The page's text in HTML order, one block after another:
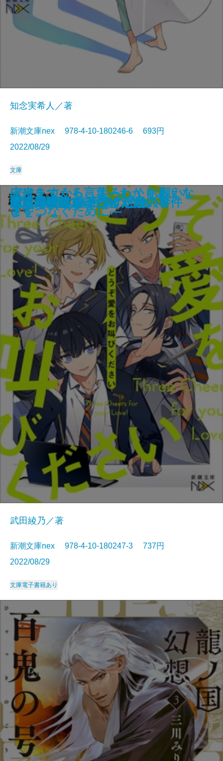
商う狼―江戸商人 杉本茂十郎―
この素晴らしき世界
MISSING 失われているもの
名残の花
それでも俺は、妻としたい
ビタミンBOOKS―さみしさに効
く読書案内―
迷宮の月
写字室の旅／闇の中の男
スクイズ・プレー
生命の略奪者―天久鷹央の事件カ
ルテ―
知念実希人／著
新潮文庫nex 978-4-10-180246-6 693円
2022/08/29
文庫
どうぞ愛をお叫びください
武田綾乃／著
新潮文庫nex 978-4-10-180247-3 737円
2022/08/29
文庫電子書籍あり
龍ノ国幻想3 百鬼の号令
九龍城の殺人
二人のクラウゼヴィッツ
デッドライン
覇王の譜
ぼけますから、よろしくお願いし
ます。
未来をつくる言葉―わかりあえな
さをつなぐために―
十津川警部 鳴子こけし殺人事件
ぼくの死体をよろしくたのむ